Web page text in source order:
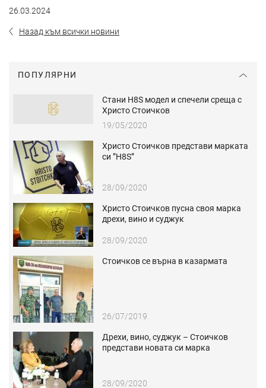
26.03.2024
Назад към всички новини
ПОПУЛЯРНИ
Стани H8S модел и спечели среща с
Христо Стоичков
19/05/2020
Христо Стоичков представи марката
си ”H8S”
28/09/2020
Христо Стоичков пусна своя марка
дрехи, вино и суджук
28/09/2020
Стоичков се върна в казармата
26/07/2019
Дрехи, вино, суджук – Стоичков
представи новата си марка
28/09/2020